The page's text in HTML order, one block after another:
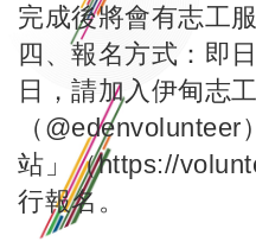
完成後將會有志工
四、報名方式：即
日，請加入伊甸志
（
站」（https://
行報名。